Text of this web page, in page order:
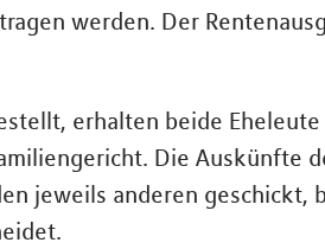
werden. Der
erhalten beide
Die Auskünfte
jeweils anderen geschickt,